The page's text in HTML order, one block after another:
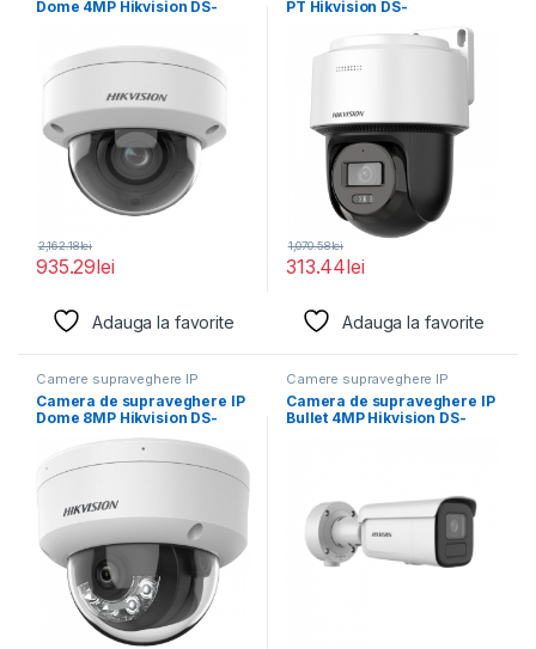
Dome 4MP Hikvision DS-
935.29lei
2,162.18lei
Adauga la favorite
PT Hikvision DS-
lentila fixa: 2.8mm,
313.44lei
1,070.58lei
Adauga la favorite
Camere supraveghere IP
Camera de supraveghere IP
Dome 8MP Hikvision DS-
2CD1183G2-LIUF(2.8MM),
Camere supraveghere IP
Camera de supraveghere IP
Bullet 4MP Hikvision DS-